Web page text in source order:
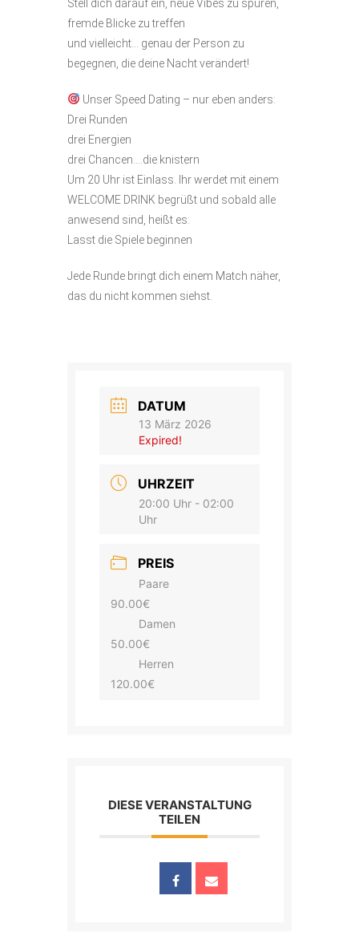
Stell dich darauf ein, neue Vibes zu spüren,
fremde Blicke zu treffen
und vielleicht… genau der Person zu
begegnen, die deine Nacht verändert!
Unser Speed Dating – nur eben anders:
Drei Runden
drei Energien
drei Chancen….die knistern
Um 20 Uhr ist Einlass. Ihr werdet mit einem
WELCOME DRINK begrüßt und sobald alle
anwesend sind, heißt es:
Lasst die Spiele beginnen
Jede Runde bringt dich einem Match näher,
das du nicht kommen siehst.
DATUM
13 März 2026
Expired!
UHRZEIT
20:00 Uhr - 02:00
Uhr
PREIS
Paare
90.00€
Damen
50.00€
Herren
120.00€
DIESE VERANSTALTUNG
TEILEN